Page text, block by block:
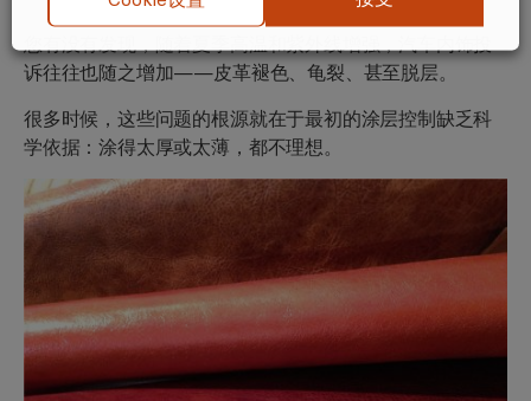
诉往往也随之增加——皮革褪色、龟裂、甚至脱层。
很多时候，这些问题的根源就在于最初的涂层控制缺乏科
学依据：涂得太厚或太薄，都不理想。